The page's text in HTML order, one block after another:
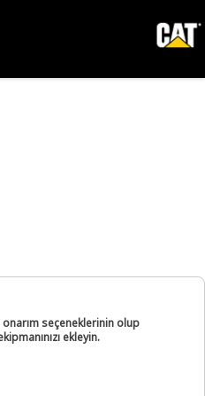
onarım seçeneklerinin olup
ekleyin.